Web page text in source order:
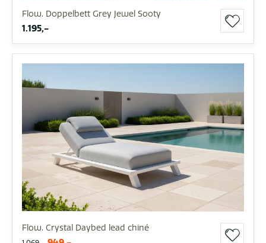
Flow. Doppelbett Grey Jewel Sooty
1.195,-
Flow. Crystal Daybed lead chiné